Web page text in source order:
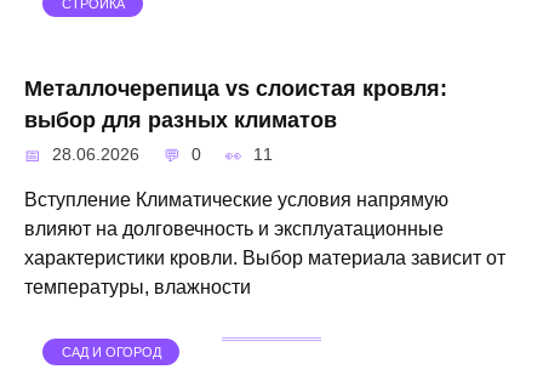
СТРОЙКА
Металлочерепица vs слоистая кровля:
выбор для разных климатов
28.06.2026 0 11
Вступление Климатические условия напрямую
влияют на долговечность и эксплуатационные
характеристики кровли. Выбор материала зависит от
температуры, влажности
САД И ОГОРОД